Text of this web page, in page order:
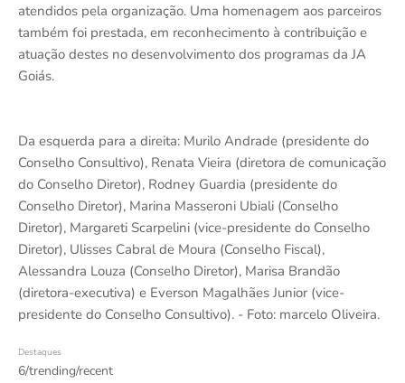
atendidos pela organização. Uma homenagem aos parceiros
também foi prestada, em reconhecimento à contribuição e
atuação destes no desenvolvimento dos programas da JA
Goiás.
Da esquerda para a direita: Murilo Andrade (presidente do
Conselho Consultivo), Renata Vieira (diretora de comunicação
do Conselho Diretor), Rodney Guardia (presidente do
Conselho Diretor), Marina Masseroni Ubiali (Conselho
Diretor), Margareti Scarpelini (vice-presidente do Conselho
Diretor), Ulisses Cabral de Moura (Conselho Fiscal),
Alessandra Louza (Conselho Diretor), Marisa Brandão
(diretora-executiva) e Everson Magalhães Junior (vice-
presidente do Conselho Consultivo). - Foto: marcelo Oliveira.
Destaques
6/trending/recent